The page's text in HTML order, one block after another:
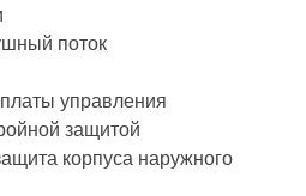
поток
управления
защитой
корпуса наружного